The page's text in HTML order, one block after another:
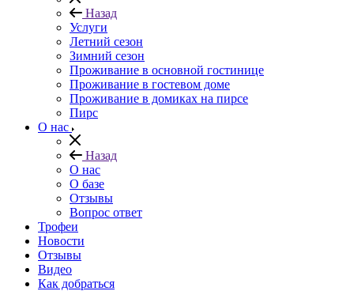
Назад
Услуги
Летний сезон
Зимний сезон
Проживание в основной гостинице
Проживание в гостевом доме
Проживание в домиках на пирсе
Пирс
О нас
Назад
О нас
О базе
Отзывы
Вопрос ответ
Трофеи
Новости
Отзывы
Видео
Как добраться